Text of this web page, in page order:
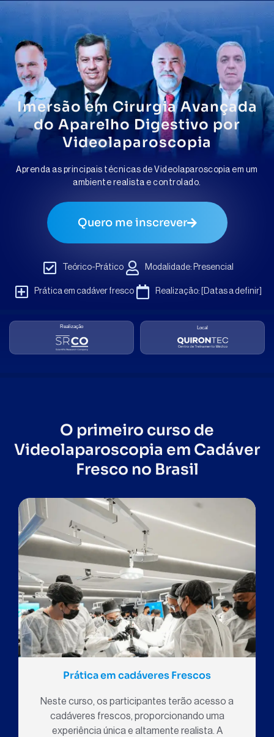
Imersão em Cirurgia Avançada
do Aparelho Digestivo por
Videolaparoscopia
Aprenda as principais técnicas de Videolaparoscopia em um
ambiente realista e controlado.
Quero me inscrever
Teórico-Prático Modalidade: Presencial
Prática em cadáver fresco Realização: [Datas a definir]
Realização Local
O primeiro curso de
Videolaparoscopia em Cadáver
Fresco no Brasil
Prática em cadáveres Frescos
Neste curso, os participantes terão acesso a
cadáveres frescos, proporcionando uma
experiência única e altamente realista. A